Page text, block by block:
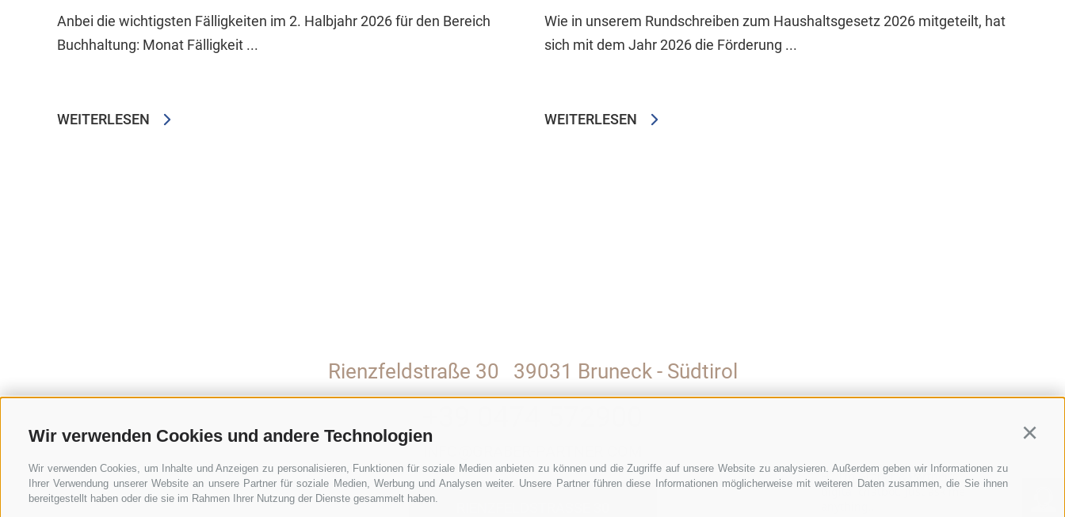
Wir verwenden Cookies und andere Technologien
Wir verwenden Cookies, um Inhalte und Anzeigen zu personalisieren, Funktionen für soziale Medien anbieten zu können und die Zugriffe auf unsere Website zu analysieren. Außerdem geben wir Informationen zu
Ihrer Verwendung unserer Website an unsere Partner für soziale Medien, Werbung und Analysen weiter. Unsere Partner führen diese Informationen möglicherweise mit weiteren Daten zusammen, die Sie ihnen
bereitgestellt haben oder die sie im Rahmen Ihrer Nutzung der Dienste gesammelt haben.
Anbei die wichtigsten Fälligkeiten im 2. Halbjahr 2026 für den Bereich
Buchhaltung: Monat Fälligkeit ...
WEITERLESEN
Wie in unserem Rundschreiben zum Haushaltsgesetz 2026 mitgeteilt, hat
sich mit dem Jahr 2026 die Förderung ...
WEITERLESEN
Rienzfeldstraße 30 39031 Bruneck - Südtirol
Hi, I'm Graber & Partner's
digital chatbot. Just ask me